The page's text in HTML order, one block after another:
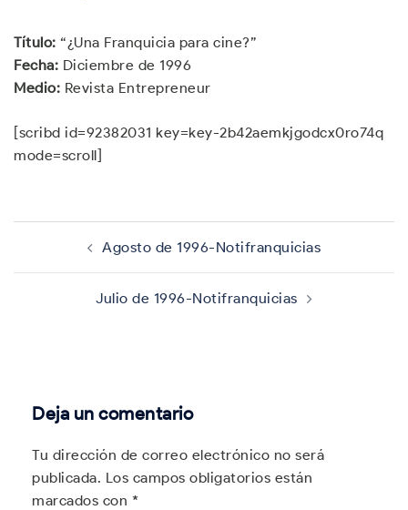
Título: “¿Una Franquicia para cine?”
Fecha: Diciembre de 1996
Medio: Revista Entrepreneur
[scribd id=92382031 key=key-2b42aemkjgodcx0ro74q
mode=scroll]
Navegación
entradas
Agosto de 1996-Notifranquicias
Julio de 1996-Notifranquicias
Deja un comentario
Tu dirección de correo electrónico no será
publicada. Los campos obligatorios están
marcados con *